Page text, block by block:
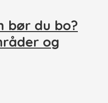
bør du bo?
og